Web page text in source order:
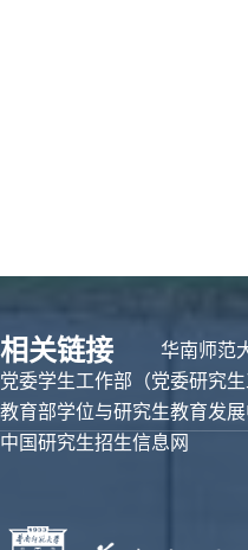
相关链接 华南师范
党委学生工作部（党委研究生
教育部学位与研究生教育发
中国研究生招生信息网